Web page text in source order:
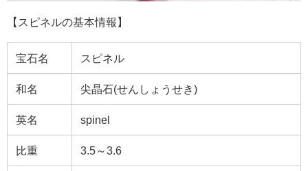
【スピネルの基本情報】
宝石名 スピネル
和名 尖晶石(せんしょうせき)
英名 spinel
比重 3.5～3.6